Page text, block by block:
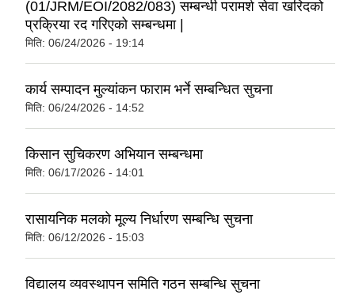
(01/JRM/EOI/2082/083) सम्बन्धी परामर्श सेवा खरिदको
प्रक्रिया रद गरिएको सम्बन्धमा |
मिति: 06/24/2026 - 19:14
कार्य सम्पादन मुल्यांकन फाराम भर्ने सम्बन्धित सुचना
मिति: 06/24/2026 - 14:52
किसान सुचिकरण अभियान सम्बन्धमा
मिति: 06/17/2026 - 14:01
रासायनिक मलको मूल्य निर्धारण सम्बन्धि सुचना
मिति: 06/12/2026 - 15:03
विद्यालय व्यवस्थापन समिति गठन सम्बन्धि सुचना